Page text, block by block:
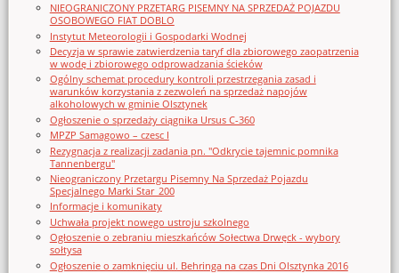
NIEOGRANICZONY PRZETARG PISEMNY NA SPRZEDAŻ POJAZDU
OSOBOWEGO FIAT DOBLO
Instytut Meteorologii i Gospodarki Wodnej
Decyzja w sprawie zatwierdzenia taryf dla zbiorowego zaopatrzenia
w wodę i zbiorowego odprowadzania ścieków
Ogólny schemat procedury kontroli przestrzegania zasad i
warunków korzystania z zezwoleń na sprzedaż napojów
alkoholowych w gminie Olsztynek
Ogłoszenie o sprzedaży ciągnika Ursus C-360
MPZP Samagowo – czesc I
Rezygnacja z realizacji zadania pn. "Odkrycie tajemnic pomnika
Tannenbergu"
Nieograniczony Przetargu Pisemny Na Sprzedaż Pojazdu
Specjalnego Marki Star_200
Informacje i komunikaty
Uchwała projekt nowego ustroju szkolnego
Ogłoszenie o zebraniu mieszkańców Sołectwa Drwęck - wybory
sołtysa
Ogłoszenie o zamknięciu ul. Behringa na czas Dni Olsztynka 2016